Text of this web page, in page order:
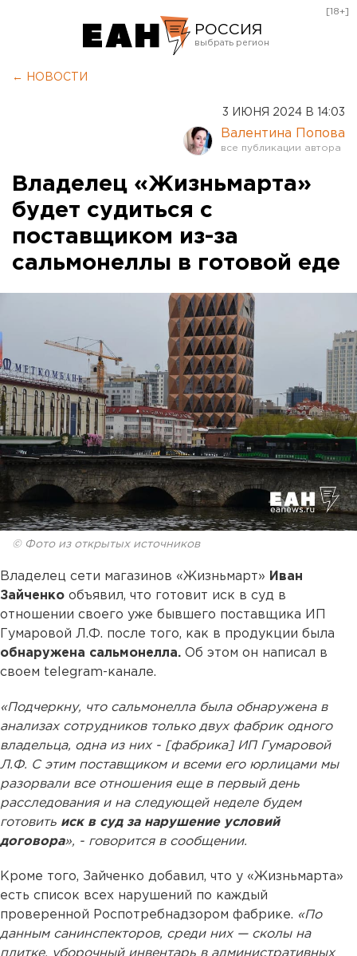
РОССИЯ
Курган
Оренбург
[18+]
← НОВОСТИ
3 ИЮНЯ 2024 В 14:03
Валентина Попова
Владелец «Жизньмарта»
будет судиться с
поставщиком из-за
сальмонеллы в готовой еде
© Фото из открытых источников
Владелец сети магазинов «Жизньмарт» Иван
Зайченко объявил, что готовит иск в суд в
отношении своего уже бывшего поставщика ИП
Гумаровой Л.Ф. после того, как в продукции была
обнаружена сальмонелла. Об этом он написал в
своем telegram-канале.
«Подчеркну, что сальмонелла была обнаружена в
анализах сотрудников только двух фабрик одного
владельца, одна из них - [фабрика] ИП Гумаровой
Л.Ф. С этим поставщиком и всеми его юрлицами мы
разорвали все отношения еще в первый день
расследования и на следующей неделе будем
готовить иск в суд за нарушение условий
договора», - говорится в сообщении.
Кроме того, Зайченко добавил, что у «Жизньмарта»
есть список всех нарушений по каждый
проверенной Роспотребнадзором фабрике. «По
данным санинспекторов, среди них — сколы на
плитке, уборочный инвентарь в административных